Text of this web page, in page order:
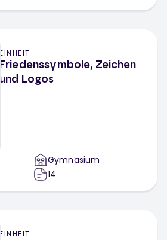
EINHEIT
Friedenssymbole, Zeichen
und Logos
Gymnasium
14
EINHEIT